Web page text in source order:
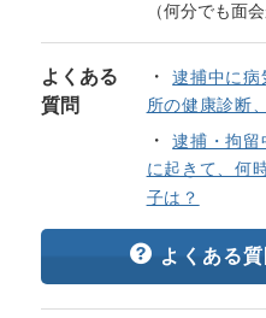
（何分でも面
よくある
質問
逮捕中に病
所の健康診断
逮捕・拘留
に起きて、何
子は？
よくある